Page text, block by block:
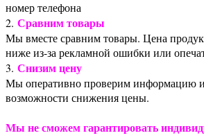
номер телефона
2. Сравним товары
Мы вместе сравним товары. Цена
ниже из-за рекламной ошибки или
3. Снизим цену
Мы оперативно проверим информацию
возможности снижения цены.
Мы не сможем гарантировать